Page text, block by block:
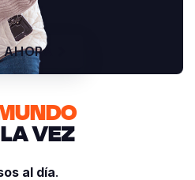
VEZ
al día.